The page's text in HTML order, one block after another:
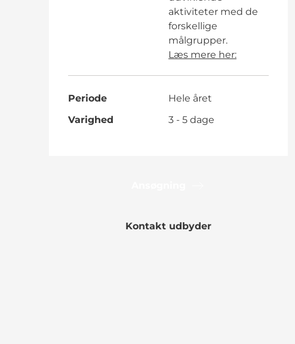
aktiviteter med de
forskellige
målgrupper.
Læs mere her:
Periode
Hele året
Varighed
3 - 5 dage
Kontakt udbyder